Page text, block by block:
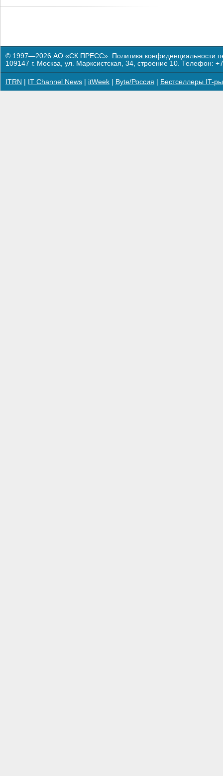
© 1997—2026 АО «СК ПРЕСС». Политика конфиденциальности
109147 г. Москва, ул. Марксистская, 34, строение 10. Телефон:
ITRN IT Channel News itWeek Byte/Россия Бестселлеры IT-